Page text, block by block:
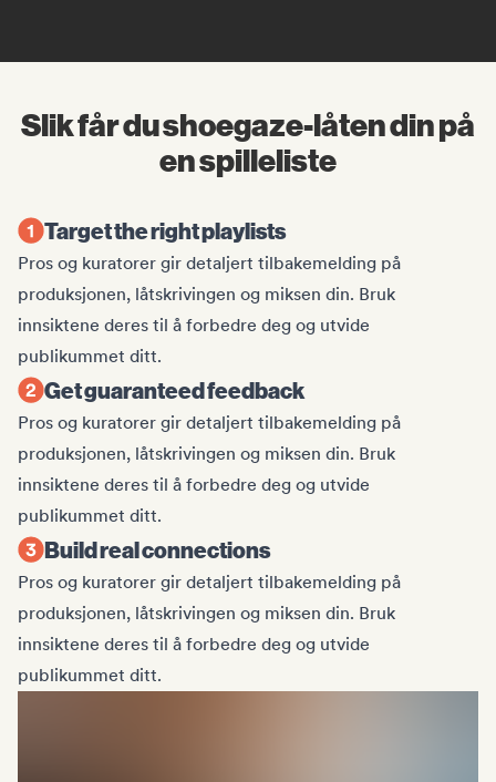
Slik får du shoegaze-låten din på
en spilleliste
Target the right playlists
Pros og kuratorer gir detaljert tilbakemelding på
produksjonen, låtskrivingen og miksen din. Bruk
innsiktene deres til å forbedre deg og utvide
publikummet ditt.
Get guaranteed feedback
Pros og kuratorer gir detaljert tilbakemelding på
produksjonen, låtskrivingen og miksen din. Bruk
innsiktene deres til å forbedre deg og utvide
publikummet ditt.
Build real connections
Pros og kuratorer gir detaljert tilbakemelding på
produksjonen, låtskrivingen og miksen din. Bruk
innsiktene deres til å forbedre deg og utvide
publikummet ditt.